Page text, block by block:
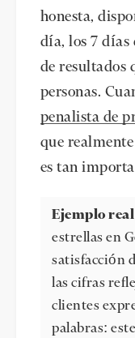
honesta,
día, los 7 días
de resultados
personas.
penalista de
que
es tan
Ejemplo
estrellas en
satisfacción
las cifras
clientes
palabras: